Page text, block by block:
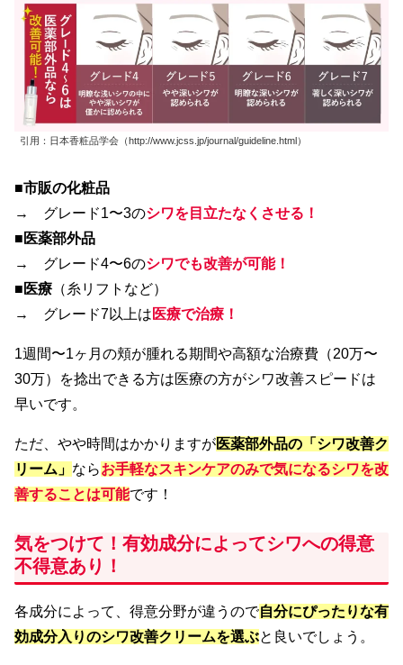
引用：日本香粧品学会（http://www.jcss.jp/journal/guideline.html）
■市販の化粧品
→ グレード1〜3のシワを目立たなくさせる！
■ 医薬部外品
→ グレード4〜6のシワでも改善が可能！
■ 医療 （糸リフトなど）
→ グレード7以上は 医療で治療！
1週間〜1ヶ月の頬が腫れる期間や高額な治療費（20万〜
30万）を捻出できる方は医療の方がシワ改善スピードは
早いです。
ただ、やや時間はかかりますが医薬部外品の「シワ改善ク
リーム 」 ならお手軽なスキンケアのみで気になるシワを改
善することは可能です！
気をつけて！有効成分によってシワへの得意
不得意あり！
各成分によって、得意分野が違うので自分にぴったりな有
効成分入りのシワ改善クリームを選ぶと良いでしょう。